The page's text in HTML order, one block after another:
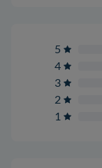
5
4
3
2
1